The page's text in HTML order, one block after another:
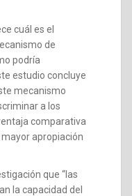
cuál es el
de
podría
estudio concluye
mecanismo
a los
comparativa
apropiación
que “las
la capacidad del